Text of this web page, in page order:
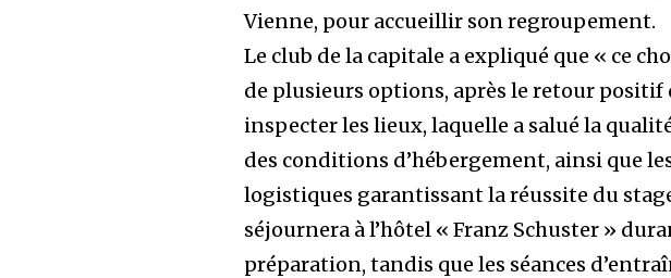
Vienne, pour accueillir son regroupement.
Le club de la capitale a expliqué que « ce
de plusieurs options, après le retour positif
inspecter les lieux, laquelle a salué la
des conditions d’hébergement, ainsi que
logistiques garantissant la réussite du
séjournera à l’hôtel « Franz Schuster »
préparation, tandis que les séances